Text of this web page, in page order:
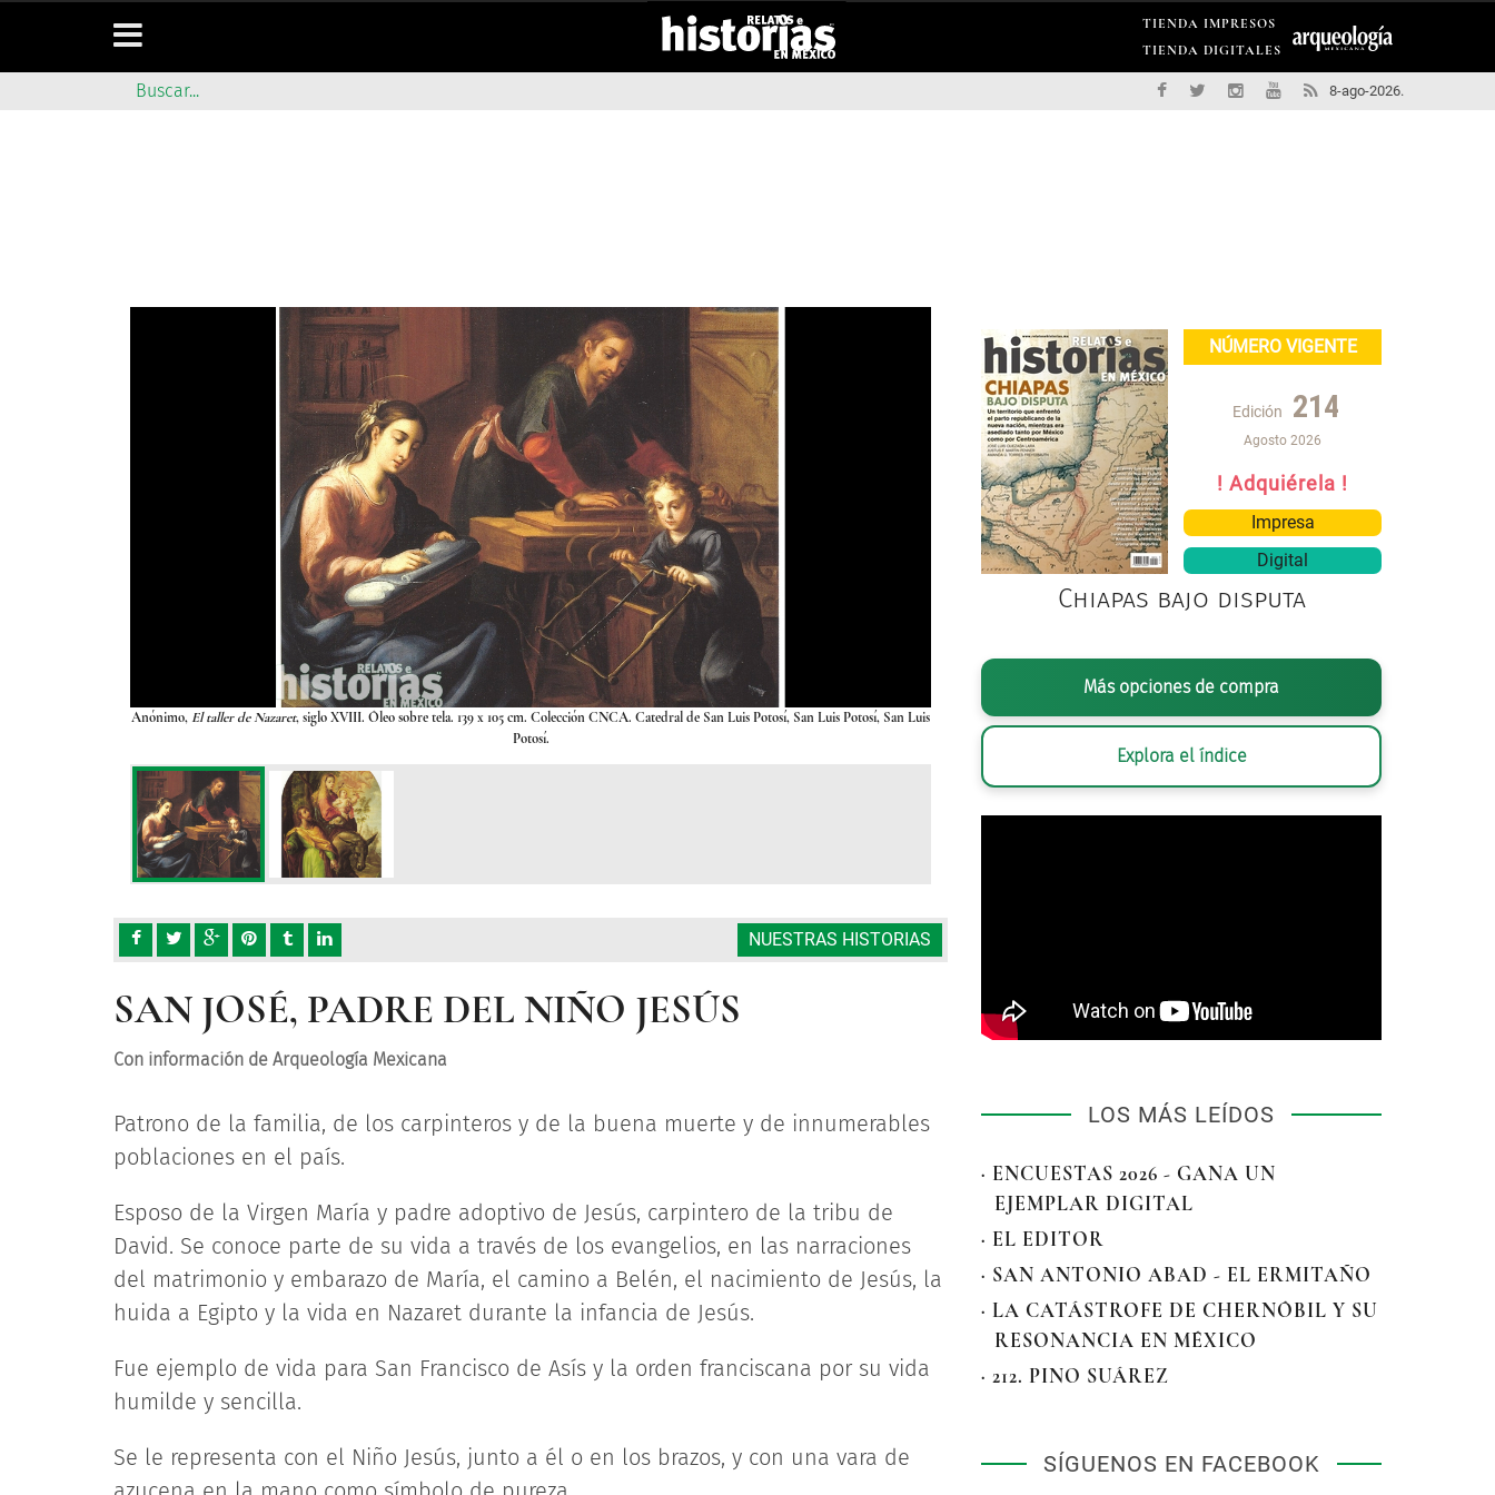
TIENDA IMPRESOS
TIENDA DIGITALES
8-ago-2026.
Anónimo, El taller de Nazaret, siglo XVIII. Óleo sobre tela. 139 x 105 cm. Colección CNCA. Catedral de San Luis Potosí, San Luis Potosí, San Luis
Potosí.
Cristóbal de Villalpando (firmado “Villalpando fact”),Huida a Egipto,ca. 1670 – 1680. Óleo
Domingo, Ciudad de México.
NUESTRAS HISTORIAS
SAN JOSÉ, PADRE DEL NIÑO JESÚS
Con información de Arqueología Mexicana
Patrono de la familia, de los carpinteros y de la buena muerte y de innumerables
poblaciones en el país.
Esposo de la Virgen María y padre adoptivo de Jesús, carpintero de la tribu de
David. Se conoce parte de su vida a través de los evangelios, en las narraciones
del matrimonio y embarazo de María, el camino a Belén, el nacimiento de Jesús, la
huida a Egipto y la vida en Nazaret durante la infancia de Jesús.
Fue ejemplo de vida para San Francisco de Asís y la orden franciscana por su vida
humilde y sencilla.
Se le representa con el Niño Jesús, junto a él o en los brazos, y con una vara de
NÚMERO VIGENTE
Edición 214
Agosto 2026
! Adquiérela !
Impresa
Digital
Chiapas bajo disputa
Más opciones de compra
Explora el índice
LOS MÁS LEÍDOS
· ENCUESTAS 2026 - GANA UN
EJEMPLAR DIGITAL
· EL EDITOR
· SAN ANTONIO ABAD - EL ERMITAÑO
· LA CATÁSTROFE DE CHERNÓBIL Y SU
RESONANCIA EN MÉXICO
· 212. PINO SUÁREZ
SÍGUENOS EN FACEBOOK